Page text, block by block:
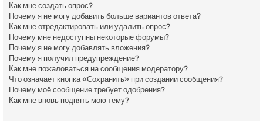
Как мне создать опрос?
Почему я не могу добавить больше вариантов ответа?
Как мне отредактировать или удалить опрос?
Почему мне недоступны некоторые форумы?
Почему я не могу добавлять вложения?
Почему я получил предупреждение?
Как мне пожаловаться на сообщения модератору?
Что означает кнопка «Сохранить» при создании сообщения?
Почему моё сообщение требует одобрения?
Как мне вновь поднять мою тему?